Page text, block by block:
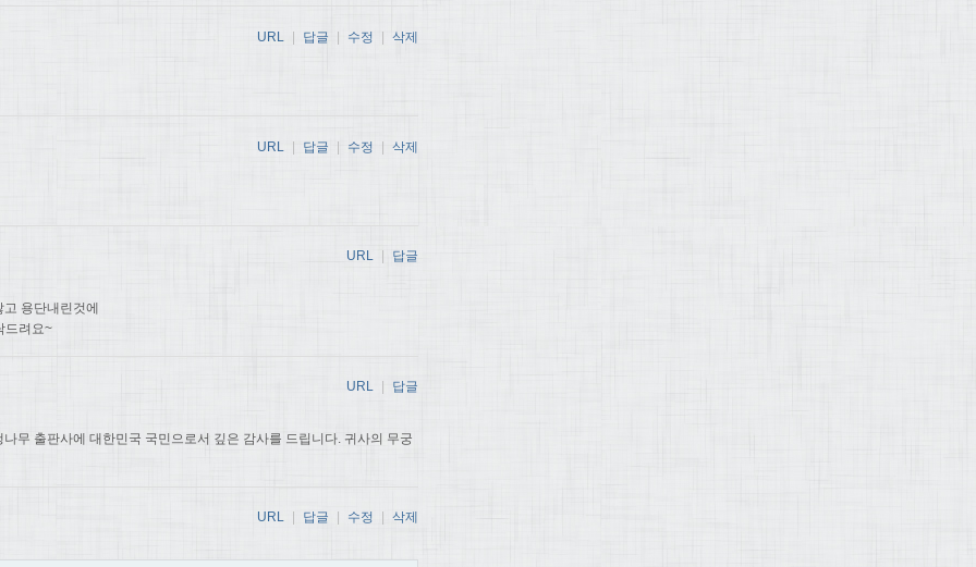
URL | 답글 | 수정 | 삭제
URL | 답글 | 수정 | 삭제
용단내린것에
드려요~
URL 답글
무 출판사에 대한민국 국민으로서 깊은 감사를 드립니다. 귀사의 무궁
URL 답글
URL 답글 수정 삭제